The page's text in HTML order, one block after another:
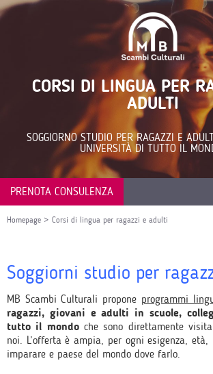
CORSI DI LINGUA PER
ADULTI
SOGGIORNO STUDIO PER RAGAZZI E
UNIVERSITÀ DI TUTTO IL
PRENOTA CONSULENZA
Homepage > Corsi di lingua per ragazzi e adulti
Soggiorni studio per
MB Scambi Culturali propone programmi
ragazzi, giovani e adulti in scuole,
tutto il mondoche sono direttamente
noi. L’offerta è ampia, per ogni esigenza,
imparare e paese del mondo dove farlo.